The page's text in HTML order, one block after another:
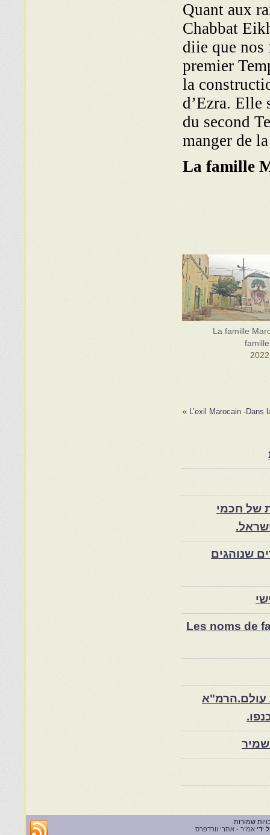
Quant aux
Chabbat
diie que
premier
la
d’Ezra. Elle
du second
manger de
La famille
La famille
L’exil Marocain -
»
של חכמי
שנוהגים
Les noms de
עולם.הרמ"א
ידי אמיר - אתרי וורדפרס